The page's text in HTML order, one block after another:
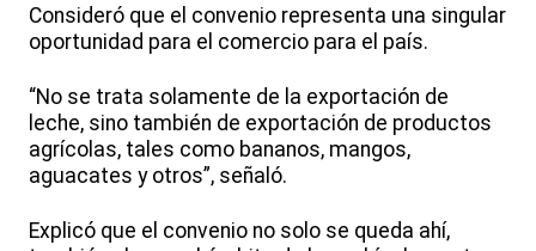
Consideró que el convenio representa una singular
oportunidad para el comercio para el país.
“No se trata solamente de la exportación de
leche, sino también de exportación de productos
agrícolas, tales como bananos, mangos,
aguacates y otros”, señaló.
Explicó que el convenio no solo se queda ahí,